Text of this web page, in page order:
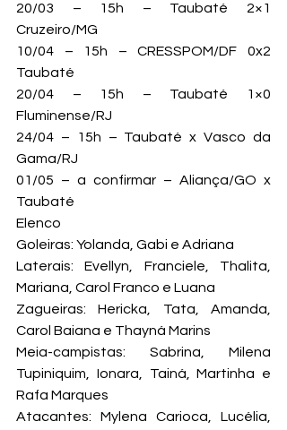
20/03 – 15h – Taubaté 2×1
Cruzeiro/MG
10/04 – 15h – CRESSPOM/DF 0x2
Taubaté
20/04 – 15h – Taubaté 1×0
Fluminense/RJ
24/04 – 15h – Taubaté x Vasco da
Gama/RJ
01/05 – a confirmar – Aliança/GO x
Taubaté
Elenco
Goleiras: Yolanda, Gabi e Adriana
Laterais: Evellyn, Franciele, Thalita,
Mariana, Carol Franco e Luana
Zagueiras: Hericka, Tata, Amanda,
Carol Baiana e Thayná Marins
Meia-campistas: Sabrina, Milena
Tupiniquim, Ionara, Tainá, Martinha e
Rafa Marques
Atacantes: Mylena Carioca, Lucélia,